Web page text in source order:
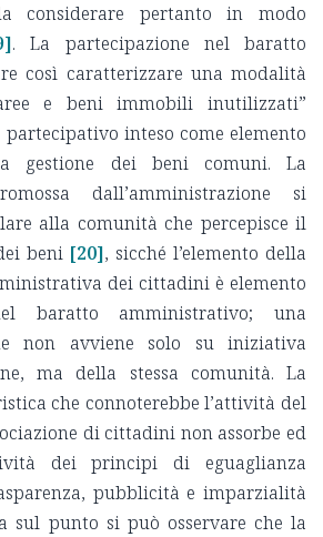
considerare pertanto in modo
. La partecipazione nel baratto
così caratterizzare una modalità
e beni immobili inutilizzati”
inteso come elemento
gestione dei beni comuni. La
dall’amministrazione si
alla comunità che percepisce il
beni [20], sicché l’elemento della
dei cittadini è elemento
baratto amministrativo; una
non avviene solo su iniziativa
ma della stessa comunità. La
che connoterebbe l’attività del
di cittadini non assorbe ed
dei principi di eguaglianza
pubblicità e imparzialità
sul punto si può osservare che la